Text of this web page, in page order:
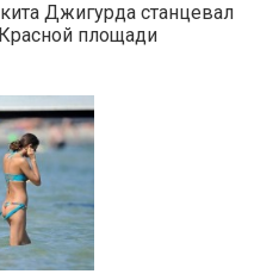
Джигурда станцевал
площади